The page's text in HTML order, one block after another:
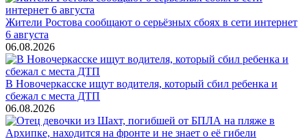
Жители Ростова сообщают о серьёзных сбоях в сети интернет
6 августа
06.08.2026
В Новочеркасске ищут водителя, который сбил ребенка и
сбежал с места ДТП
06.08.2026